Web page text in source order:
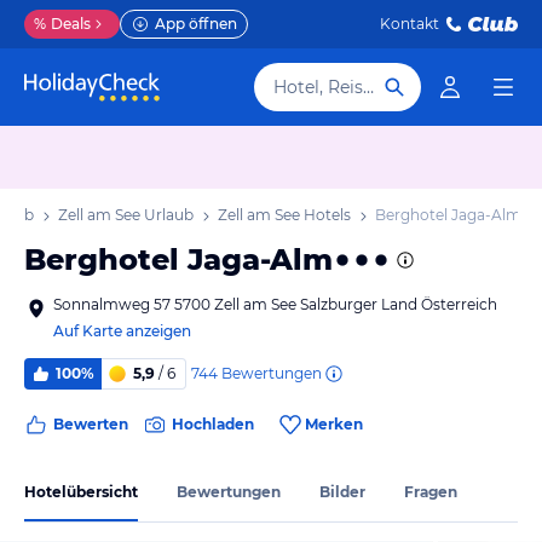
% Deals App öffnen Kontakt
Hotel, Reiseziel
Zell am See Urlaub Zell am See Hotels Berghotel Jaga-Alm
Berghotel Jaga-Alm
Sonnalmweg 57 5700 Zell am See Salzburger Land Österreich
Auf Karte anzeigen
100% 5,9 / 6 744 Bewertungen
Bewerten Hochladen Merken
Hotelübersicht Bewertungen Bilder Fragen